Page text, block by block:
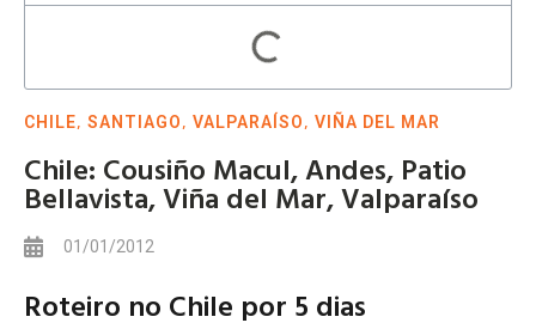
CHILE, SANTIAGO, VALPARAÍSO, VIÑA DEL MAR
Chile: Cousiño Macul, Andes, Patio
Bellavista, Viña del Mar, Valparaíso
01/01/2012
Roteiro no Chile por 5 dias